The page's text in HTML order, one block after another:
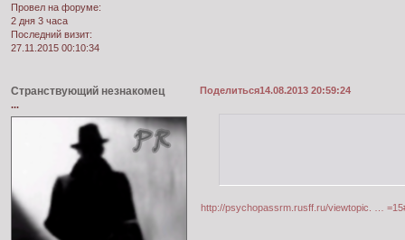
Провел на форуме:
2 дня 3 часа
Последний визит:
27.11.2015 00:10:34
Поделиться14.08.2013 20:59:24
Странствующий незнакомец
...
http://psychopassrm.rusff.ru/viewtopic. …